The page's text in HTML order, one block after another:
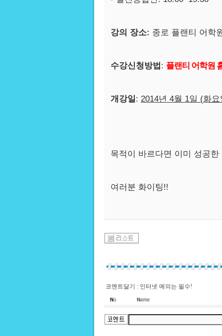
강의 장소: 종로 플랜티 어학
수강신청방법 : 플랜티 어학원
개강일: 2014년 4월 1일 (화요
목적이 바르다면 이미 성공한
여러분 화이팅!!
코멘트달기 : 인터넷 예의는 필수!